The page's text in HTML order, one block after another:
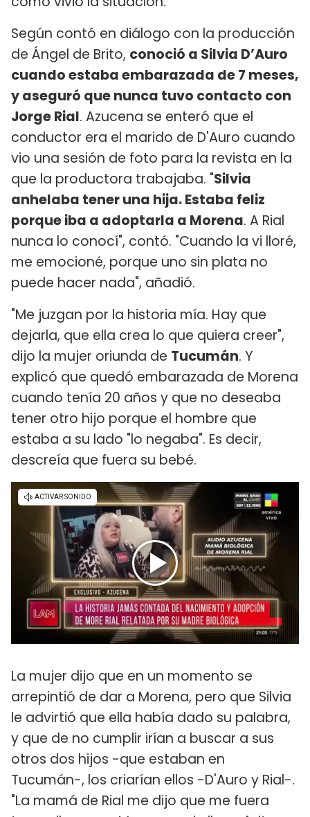
Según contó en diálogo con la producción
de Ángel de Brito, conoció a Silvia D’Auro
cuando estaba embarazada de 7 meses,
y aseguró que nunca tuvo contacto con
Jorge Rial. Azucena se enteró que el
conductor era el marido de D'Auro cuando
vio una sesión de foto para la revista en la
que la productora trabajaba. "Silvia
anhelaba tener una hija. Estaba feliz
porque iba a adoptarla a Morena. A Rial
nunca lo conocí", contó. "Cuando la vi lloré,
me emocioné, porque uno sin plata no
puede hacer nada", añadió.
"Me juzgan por la historia mía. Hay que
dejarla, que ella crea lo que quiera creer",
dijo la mujer oriunda de Tucumán. Y
explicó que quedó embarazada de Morena
cuando tenía 20 años y que no deseaba
tener otro hijo porque el hombre que
estaba a su lado "lo negaba". Es decir,
descreía que fuera su bebé.
La mujer dijo que en un momento se
arrepintió de dar a Morena, pero que Silvia
le advirtió que ella había dado su palabra,
y que de no cumplir irían a buscar a sus
otros dos hijos -que estaban en
Tucumán-, los criarían ellos -D'Auro y Rial-.
"La mamá de Rial me dijo que me fuera